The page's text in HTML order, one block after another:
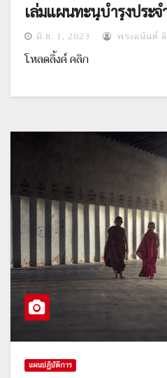
เล่มแผนทะนุบำรุงประจ
มิ.ย. 1, 2023 พระอนันต์
โหลดลิ้งค์ คลิก
แผนปฎิบัติการ